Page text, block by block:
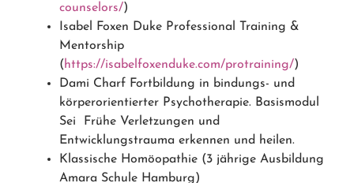
counselors/)
Isabel Foxen Duke Professional Training &
Mentorship
(https://isabelfoxenduke.com/protraining/)
Dami Charf Fortbildung in bindungs- und
körperorientierter Psychotherapie. Basismodul
Sei Frühe Verletzungen und
Entwicklungstrauma erkennen und heilen.
Klassische Homöopathie (3 jährige Ausbildung
Amara Schule Hamburg)